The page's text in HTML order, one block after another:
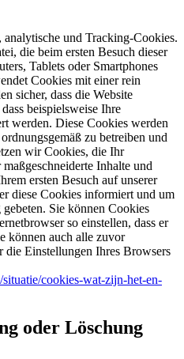
und Tracking-Cookies.
die beim ersten Besuch dieser
Tablets oder Smartphones
Cookies mit einer rein
sicher, dass die Website
beispielsweise Ihre
werden. Diese Cookies werden
zu betreiben und
wir Cookies, die Ihr
Inhalte und
ersten Besuch auf unserer
diese Cookies informiert und um
Sie können Cookies
so einstellen, dass er
können auch alle zuvor
die Einstellungen Ihres Browsers
cookies-wat-zijn-het-en-
oder Löschung